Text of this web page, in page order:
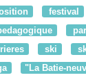
festival
ski
"La Batie-